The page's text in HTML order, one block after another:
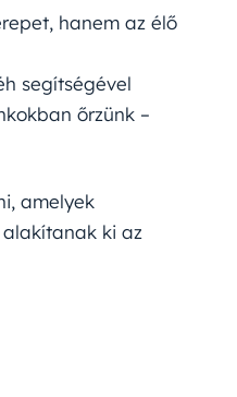
hanem az élő
segítségével
őrzünk –
amelyek
alakítanak ki az